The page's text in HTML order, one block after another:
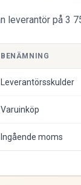
leverantör på 3
BENÄMNING
Leverantörsskulder
Varuinköp
Ingående moms